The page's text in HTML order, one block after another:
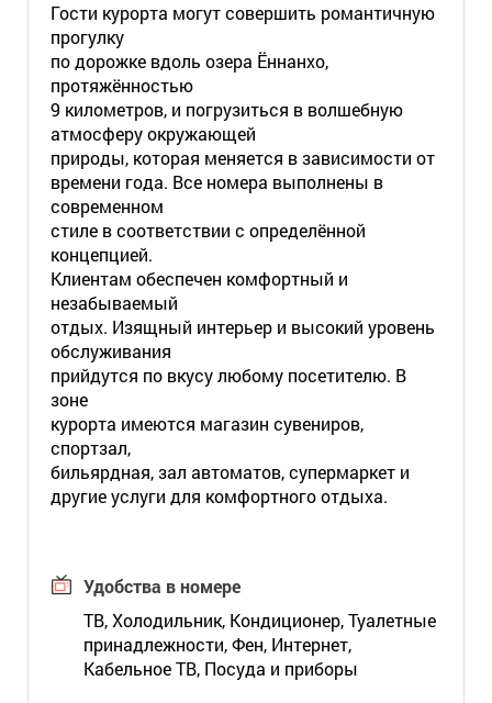
Гости курорта могут совершить романтичную
прогулку
по дорожке вдоль озера Ённанхо,
протяжённостью
9 километров, и погрузиться в волшебную
атмосферу окружающей
природы, которая меняется в зависимости от
времени года. Все номера выполнены в
современном
стиле в соответствии с определённой
концепцией.
Клиентам обеспечен комфортный и
незабываемый
отдых. Изящный интерьер и высокий уровень
обслуживания
прийдутся по вкусу любому посетителю. В
зоне
курорта имеются магазин сувениров,
спортзал,
бильярдная, зал автоматов, супермаркет и
другие услуги для комфортного отдыха.
Удобства в номере
ТВ, Холодильник, Кондиционер, Туалетные
принадлежности, Фен, Интернет,
Кабельное ТВ, Посуда и приборы